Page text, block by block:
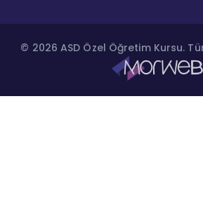
© 2026 ASD Özel Öğretim Kursu.